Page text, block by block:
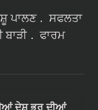
ਪਾਲਣ
ਸਫਲਤਾ
ਬਾੜੀ
ਫਾਰਮ
ਦੇਸ਼ ਭਰ ਦੀਆਂ